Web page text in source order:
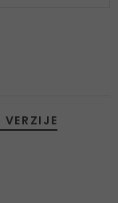
VERZIJE